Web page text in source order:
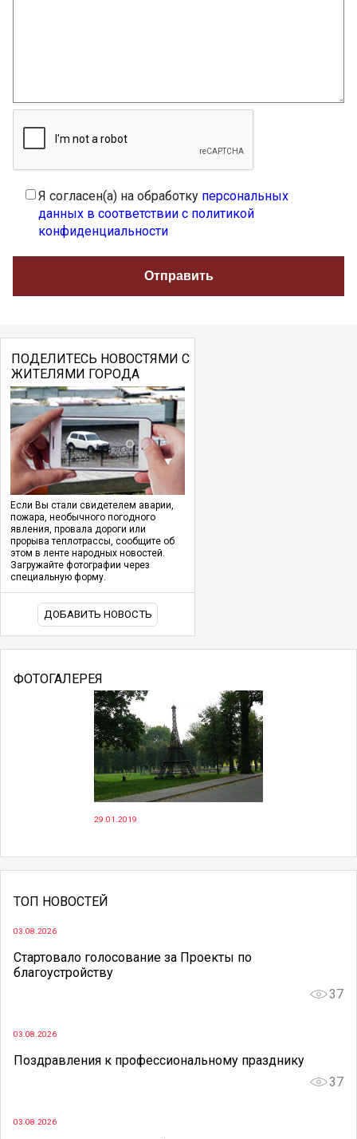
Я согласен(а) на обработку персональных
данных в соответствии с политикой
конфиденциальности
ПОДЕЛИТЕСЬ НОВОСТЯМИ С
ЖИТЕЛЯМИ ГОРОДА
Если Вы стали свидетелем аварии,
пожара, необычного погодного
явления, провала дороги или
прорыва теплотрассы, сообщите об
этом в ленте народных новостей.
Загружайте фотографии через
специальную форму.
ДОБАВИТЬ НОВОСТЬ
ФОТОГАЛЕРЕЯ
29.01.2019
ТОП НОВОСТЕЙ
03.08.2026
Стартовало голосование за Проекты по
благоустройству
37
03.08.2026
Поздравления к профессиональному празднику
37
03.08.2026